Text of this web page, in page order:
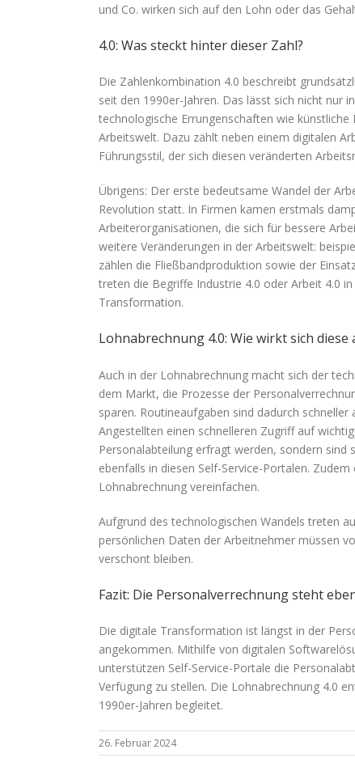
und Co. wirken sich auf den Lohn oder das
4.0: Was steckt hinter dieser Zahl?
Die Zahlenkombination 4.0 beschreibt
seit den 1990er-Jahren. Das lässt sich nicht nur
technologische Errungenschaften wie
Arbeitswelt. Dazu zählt neben einem digitalen
Führungsstil, der sich diesen veränderten
Übrigens: Der erste bedeutsame Wandel der
Revolution statt. In Firmen kamen erstmals
Arbeiterorganisationen, die sich für bessere
weitere Veränderungen in der Arbeitswelt:
zählen die Fließbandproduktion sowie der
treten die Begriffe Industrie 4.0 oder Arbeit 4.0
Transformation.
Lohnabrechnung 4.0: Wie wirkt sich
Auch in der Lohnabrechnung macht sich der
dem Markt, die Prozesse der
sparen. Routineaufgaben sind dadurch
Angestellten einen schnelleren Zugriff auf
Personalabteilung erfragt werden, sondern sind
ebenfalls in diesen Self-Service-Portalen.
Lohnabrechnung vereinfachen.
Aufgrund des technologischen Wandels treten
persönlichen Daten der Arbeitnehmer müssen
verschont bleiben.
Fazit: Die Personalverrechnung steht
Die digitale Transformation ist längst in der
angekommen. Mithilfe von digitalen
unterstützen Self-Service-Portale die
Verfügung zu stellen. Die Lohnabrechnung 4.0
1990er-Jahren begleitet.
26. Februar 2024